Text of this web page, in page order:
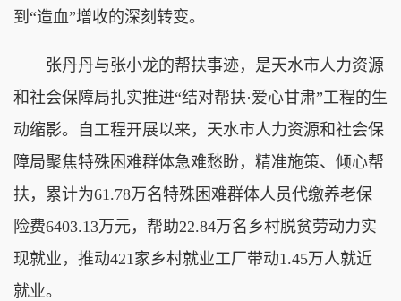
到“造血”增收的深刻转变。
张丹丹与张小龙的帮扶事迹，是天水市人力资源
和社会保障局扎实推进“结对帮扶·爱心甘肃”工程的生
动缩影。自工程开展以来，天水市人力资源和社会保
障局聚焦特殊困难群体急难愁盼，精准施策、倾心帮
扶，累计为61.78万名特殊困难群体人员代缴养老保
险费6403.13万元，帮助22.84万名乡村脱贫劳动力实
现就业，推动421家乡村就业工厂带动1.45万人就近
就业。